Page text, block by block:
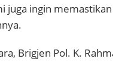
juga ingin
Brigjen Pol. K.